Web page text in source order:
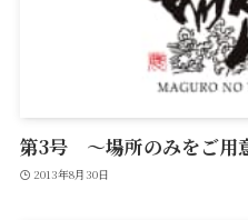
第3号 ～場所のみをご用
2013年8月30日